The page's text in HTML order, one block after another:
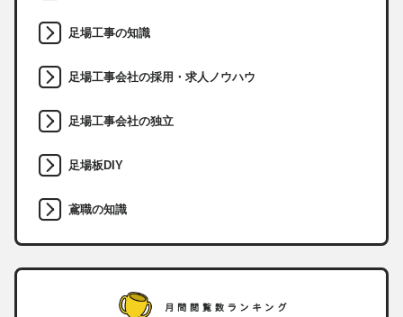
足場工事の知識
足場工事会社の採用・求人ノウハウ
足場工事会社の独立
足場板DIY
鳶職の知識